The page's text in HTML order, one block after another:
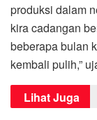
produksi dalam
kira cadangan
beberapa bulan
kembali pulih,”
Lihat Juga